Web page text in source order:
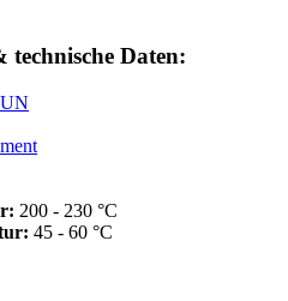
Daten:
200 - 230 °C
45 - 60 °C